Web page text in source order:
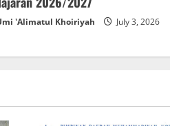
'Alimatul Khoiriyah July 3, 2026